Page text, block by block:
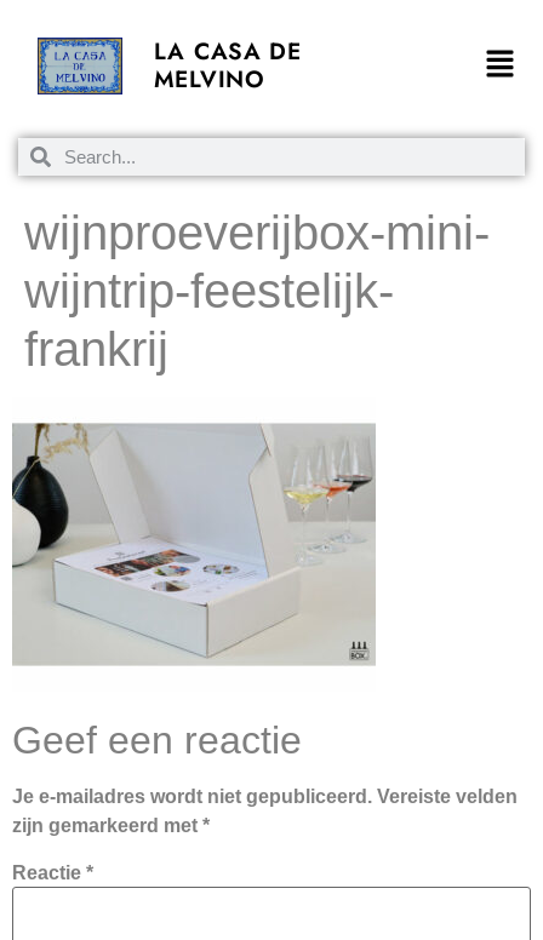
LA CASA DE
MELVINO
wijnproeverijbox-mini-
wijntrip-feestelijk-
frankrij
Geef een reactie
Je e-mailadres wordt niet gepubliceerd. Vereiste velden
zijn gemarkeerd met *
Reactie *